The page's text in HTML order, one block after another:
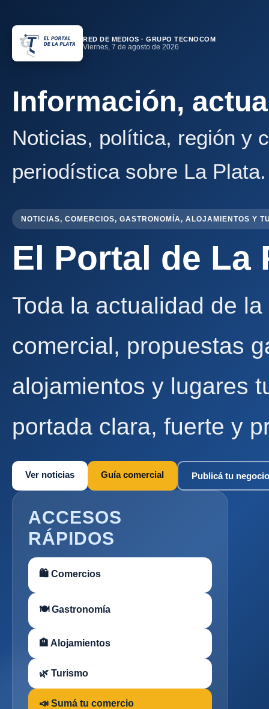
RED DE MEDIOS · GRUPO TECNOCOM
Viernes, 7 de agosto de 2026
Información,
Noticias, política, región y
periodística sobre La Plata.
NOTICIAS, COMERCIOS, GASTRONOMÍA, ALOJAMIENTOS Y
El Portal de La
Toda la actualidad de
comercial, propuestas
alojamientos y lugares
portada clara, fuerte y
Ver noticias Guía comercial Publicá tu negocio
ACCESOS
RÁPIDOS
🛍 Comercios
🍽 Gastronomía
🏨 Alojamientos
🌿 Turismo
📣 Sumá tu comercio